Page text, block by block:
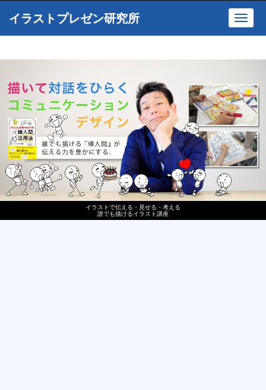
イラストで伝える・見せる・考える
誰でも描けるイラスト講座
イラストプレゼン研究所